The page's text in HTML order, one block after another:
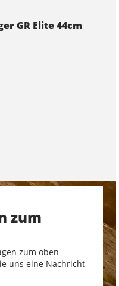
GR Elite 44cm
zum
zum oben
uns eine Nachricht